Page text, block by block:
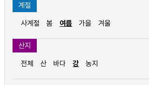
계절
사계절 봄 여름 가을 겨울
산지
전체 산 바다 강 농지